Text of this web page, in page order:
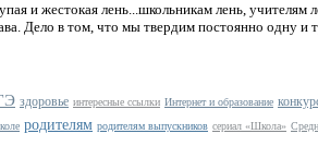
и жестокая лень...школьникам лень,
Дело в том, что мы твердим постоянно одну и
здоровье интересные ссылки Интернет и образование
родителям родителям выпускников сериал «Школа»